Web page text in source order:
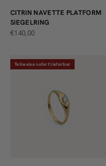
CITRIN NAVETTE PLATFORM
SIEGELRING
ANGEBOT
€140,00
Teilweise sofort lieferbar